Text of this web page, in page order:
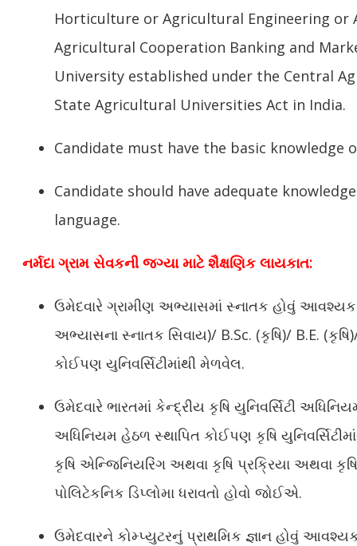
Horticulture or Agricultural Engineering or
Agricultural Cooperation Banking and
University established under the Central
State Agricultural Universities Act in India.
Candidate must have the basic knowledge
Candidate should have adequate
language.
નર્મદા ગ્રામ સેવકની જગ્યા માટે શૈક્ષણિક લાયકાત:
ઉમેદવારે ગ્રામીણ અભ્યાસમાં સ્નાતક હોવું
અભ્યાસના સ્નાતક સિવાય)/ B.Sc. (કૃષિ)/ B.E.
કોઈપણ યુનિવર્સિટીમાંથી મેળવેલ.
ઉમેદવારે ભારતમાં કેન્દ્રીય કૃષિ યુનિવર્સિટી
અધિનિયમ હેઠળ સ્થાપિત કોઈપણ કૃષિ
કૃષિ એન્જિનિયરિંગ અથવા કૃષિ પ્રક્રિયા અથવા
પોલિટેકનિક ડિપ્લોમા ધરાવતો હોવો જોઈએ.
ઉમેદવારને કોમ્પ્યુટરનું પ્રાથમિક જ્ઞાન હોવું